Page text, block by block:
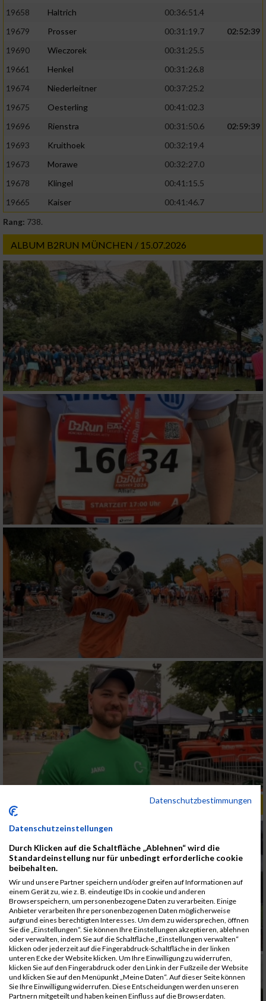
19658 Haltrich
00:36:51.4
19679
Prosser 00:31:19.7
02:52:39
19690
Wieczorek
00:31:25.5
19661
Henkel
00:31:26.8
19674
Niederleitner
00:37:25.2
19675
Oesterling
00:41:02.3
19696
Rienstra 00:31:50.6
02:59:39
19693
Kruithoek
00:32:19.4
19673
Morawe
00:32:27.0
19678
Klingel
00:41:15.5
19665
Kaiser
00:41:46.7
Rang: 738.
ALBUM B2RUN MÜNCHEN / 15.07.2026
ALBUM B2RUN KÖLN / 05.09.2019Datenschutzbestimmungen
Datenschutzeinstellungen
Durch Klicken auf die Schaltfläche „Ablehnen“ wird die
Standardeinstellung nur für unbedingt erforderliche cookie
beibehalten.
Wir und unsere Partner speichern und/oder greifen auf Informationen auf
einem Gerät zu, wie z. B. eindeutige IDs in cookie und anderen
Browserspeichern, um personenbezogene Daten zu verarbeiten. Einige
Anbieter verarbeiten Ihre personenbezogenen Daten möglicherweise
aufgrund eines berechtigten Interesses. Um dem zu widersprechen, öffnen
Sie die „Einstellungen“. Sie können Ihre Einstellungen akzeptieren, ablehnen
oder verwalten, indem Sie auf die Schaltfläche „Einstellungen verwalten“
klicken oder jederzeit auf die Fingerabdruck-Schaltfläche in der linken
unteren Ecke der Website klicken. Um Ihre Einwilligung zu widerrufen,
klicken Sie auf den Fingerabdruck oder den Link in der Fußzeile der Website
und klicken Sie auf den Menüpunkt „Meine Daten“. Auf dieser Seite können
Sie Ihre Einwilligung widerrufen. Diese Entscheidungen werden unseren
Partnern mitgeteilt und haben keinen Einfluss auf die Browserdaten.